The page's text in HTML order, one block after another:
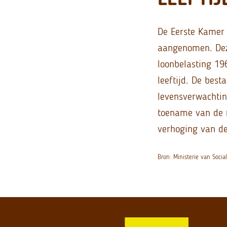
De Eerste
aangenomen.
loonbelasting
leeftijd. De
toename van
verhoging van
Bron: Ministerie van